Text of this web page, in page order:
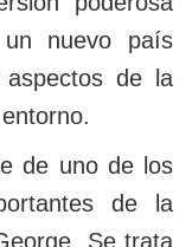
nuevo país
de la
de uno de los
de la
Se trata